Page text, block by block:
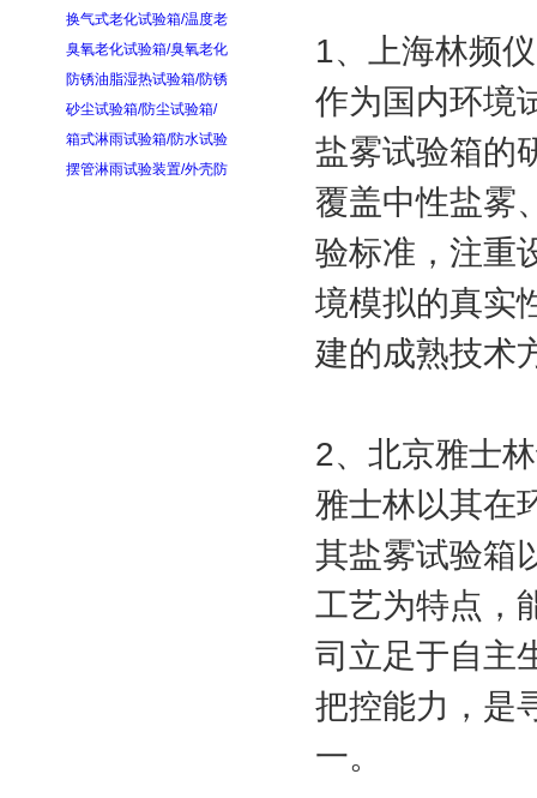
换气式老化试验箱/温度老
臭氧老化试验箱/臭氧老化
防锈油脂湿热试验箱/防锈
砂尘试验箱/防尘试验箱/
箱式淋雨试验箱/防水试验
摆管淋雨试验装置/外壳防
1、上海林频
作为国内环境
盐雾试验箱的
覆盖中性盐雾
验标准，注重
境模拟的真实
建的成熟技术
2、北京雅士
雅士林以其在
其盐雾试验箱
工艺为特点，
司立足于自主
把控能力，是
一。